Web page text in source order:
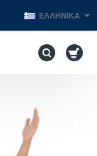
ΕΛΛΗΝΙΚΆ